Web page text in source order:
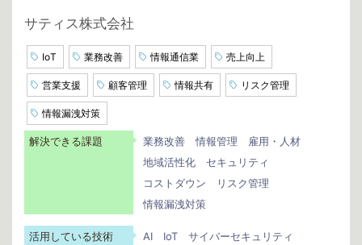
サティス株式会社
IoT 業務改善 情報通信業 売上向上
営業支援 顧客管理 情報共有 リスク管理
情報漏洩対策
解決できる課題 業務改善 情報管理
雇用・人材
地域活性化
セキュリティ
コストダウン
リスク管理
情報漏洩対策
活用している技術 AI IoT
サイバーセキュリティ